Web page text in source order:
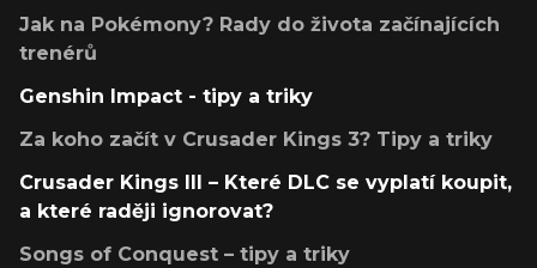
Jak na Pokémony? Rady do života začínajících
trenérů
Genshin Impact - tipy a triky
Za koho začít v Crusader Kings 3? Tipy a triky
Crusader Kings III – Které DLC se vyplatí koupit,
a které raději ignorovat?
Songs of Conquest – tipy a triky